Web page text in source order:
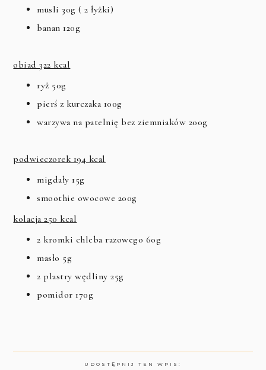
musli 30g ( 2 łyżki)
banan 120g
obiad 322 kcal
ryż 50g
pierś z kurczaka 100g
warzywa na patelnię bez ziemniaków 200g
podwieczorek 194 kcal
migdały 15g
smoothie owocowe 200g
kolacja 250 kcal
2 kromki chleba razowego 60g
masło 5g
2 plastry wędliny 25g
pomidor 170g
UDOSTĘPNIJ TEN WPIS: